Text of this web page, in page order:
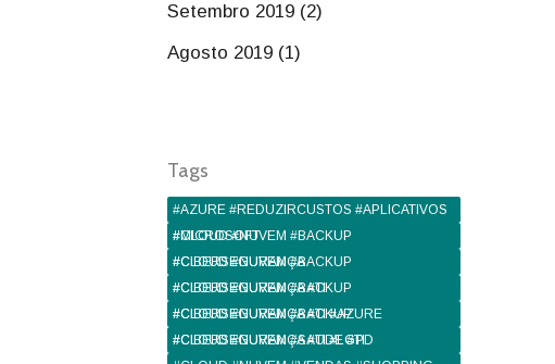
Setembro 2019 (2)
Agosto 2019 (1)
Tags
#AZURE #REDUZIRCUSTOS #APLICATIVOS
#MICROSOFT
#CLOUD #NUVEM #BACKUP
#CIBERSEGURANÇA
#CLOUD #NUVEM #BACKUP
#CIBERSEGURANÇA #TI
#CLOUD #NUVEM #BACKUP
#CIBERSEGURANÇA #TI #AZURE
#CLOUD #NUVEM #BACKUP
#CIBERSEGURANÇA #TI #LGPD
#CLOUD #NUVEM #SAUDE #TI